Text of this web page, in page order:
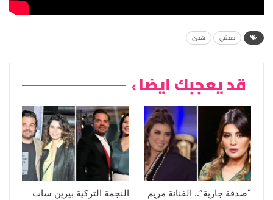
صدقي هدى
قد يعجبك ايضا
“صدقة جارية”.. الفنانة مريم
النجمة التركية بيرين سات